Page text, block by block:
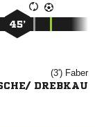
45’
(3') 
DREBKAU